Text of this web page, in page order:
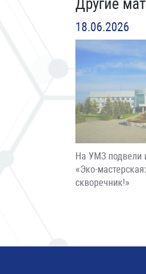
Другие
18.06.2026
На УМЗ подвели
«Эко-
скворечник!»